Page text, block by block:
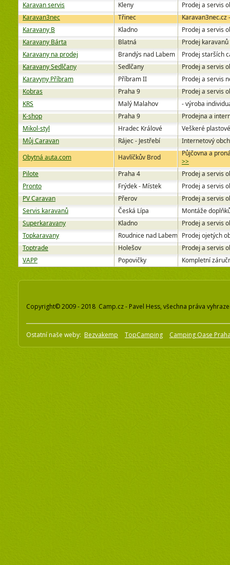
Karavan servis
Kleny
Prodej a servis
Karavan3nec
Třinec
Karavany B
Kladno
Prodej a servis
Karavany Bárta
Blatná
Prodej karavanů
Karavany na prodej
Brandýs nad Labem u PrahyProdej starších
Karavany Sedlčany
Sedlčany
Prodej a servis
Karavyny Příbram
Příbram II
Prodej a servis
Kobras
Praha 9
Prodej a servis
KRS
Malý Malahov
- výroba
K-shop
Praha 9
Prodejna a
Mikol-styl
Hradec Králové
Veškeré
Můj Caravan
Rájec - Jestřebí
Internetový
Obytná auta.com
Havlíčkův Brod
Půjčovna a
>>
Pilote
Praha 4
Prodej a servis
Pronto
Frýdek - Místek
Prodej a servis
PV Caravan
Přerov
Prodej a servis
Servis karavanů
Česká Lípa
Montáže
Superkaravany
Kladno
Prodej a servis
Topkaravany
Roudnice nad Labem Prodej ojetých
Toptrade
Holešov
Prodej a servis
VAPP
Popovičky Kompletní
Copyright© 2009 - 2018 Camp.cz - Pavel Hess, všechna práva
Ostatní naše weby: Bezvakemp TopCamping Camping Oase